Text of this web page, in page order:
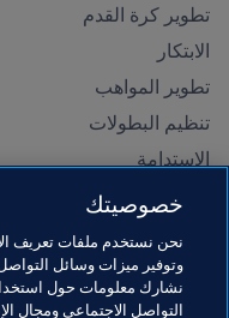
تطوير كرة القدم
الابتكار
تطوير المواهب
تنظيم البطولات
الاستدامة
حقوق الإنسان ومناهضة
المبادرات التعليمية
خصوصيتك
نحن نستخدم ملفات تعريف
وتوفير ميزات وسائل
نشارك معلومات حول
التواصل الاجتماعي ومجال